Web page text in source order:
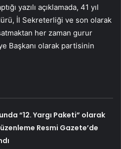
yazılı açıklamada, 41 yıl
İl Sekreterliği ve son olarak
her zaman gurur
Başkanı olarak partisinin
“12. Yargı Paketi” olarak
Resmi Gazete’de